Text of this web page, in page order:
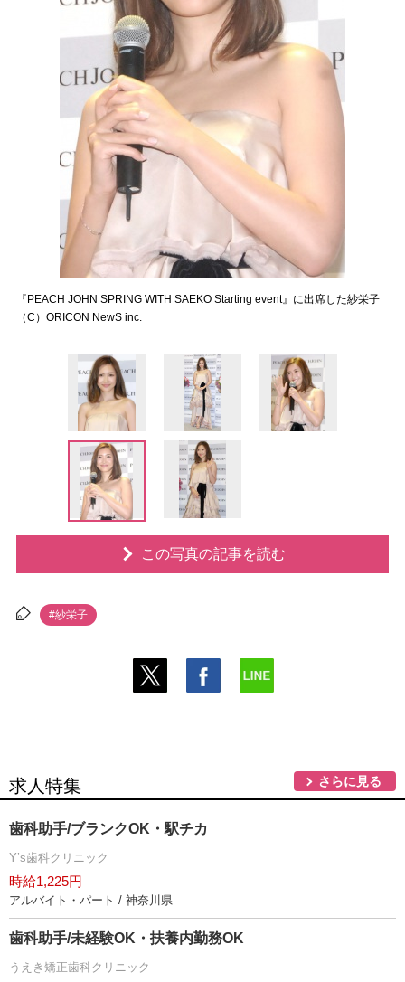
『PEACH JOHN SPRING WITH SAEKO Starting event』に出席した紗栄子
（C）ORICON NewS inc.
この写真の記事を読む
#紗栄子
求人特集 さらに見る
歯科助手/ブランクOK・駅チカ
Y’s歯科クリニック
時給1,225円
アルバイト・パート / 神奈川県
歯科助手/未経験OK・扶養内勤務OK
うえき矯正歯科クリニック